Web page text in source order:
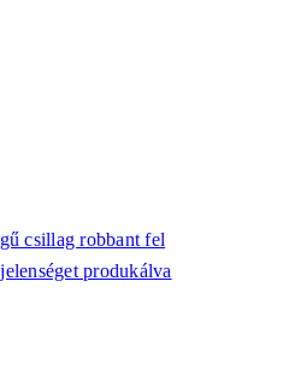
csillag robbant fel
produkálva